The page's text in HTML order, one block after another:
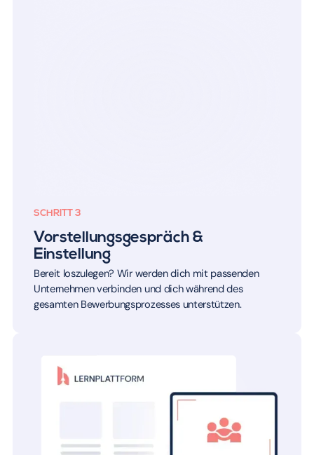
SCHRITT 3
Vorstellungsgespräch &
Einstellung
Bereit loszulegen? Wir werden dich mit passenden
Unternehmen verbinden und dich während des
gesamten Bewerbungsprozesses unterstützen.